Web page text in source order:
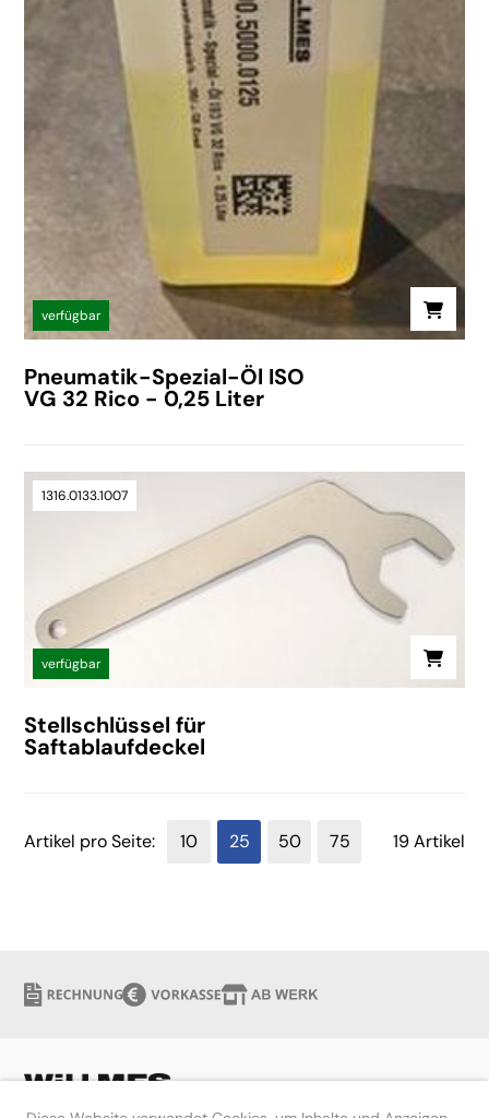
verfügbar
Pneumatik-Spezial-Öl ISO
VG 32 Rico - 0,25 Liter
1316.0133.1007
verfügbar
Stellschlüssel für
Saftablaufdeckel
19 Artikel
Artikel pro Seite: 10 25 50 75